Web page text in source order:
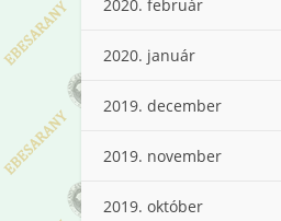
2020. február
2020. január
2019. december
2019. november
2019. október